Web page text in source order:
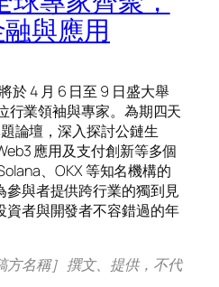
與應用
於 4 月 6 日至 9 日盛大舉
行業領袖與專家。為期四天
論壇，深入探討公鏈生
應用及支付創新等多個
、OKX 等知名機構的
與者提供跨行業的獨到見
資者與開發者不容錯過的年
名稱］ 撰文、提供，不代